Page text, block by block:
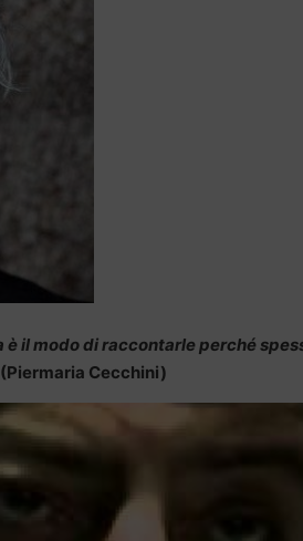
il modo di raccontarle perché
(Piermaria Cecchini)